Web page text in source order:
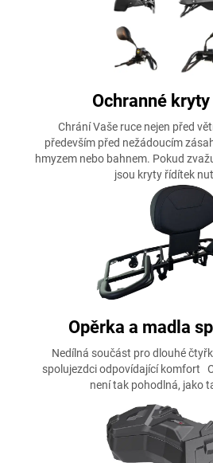
Ochranné
Chrání Vaše ruce nejen před
především před nežádoucím
hmyzem nebo bahnem. Pokud
jsou kryty řídítek
Opěrka a madla
Nedílná součást pro dlouhé
spolujezdci odpovídající komfort
není tak pohodlná, jako